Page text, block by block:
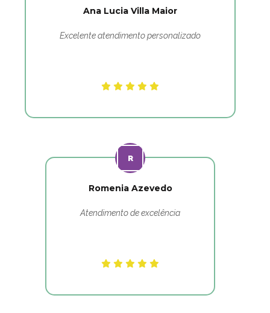
Ana Lucia Villa Maior
Excelente atendimento personalizado
Romenia Azevedo
Atendimento de excelência